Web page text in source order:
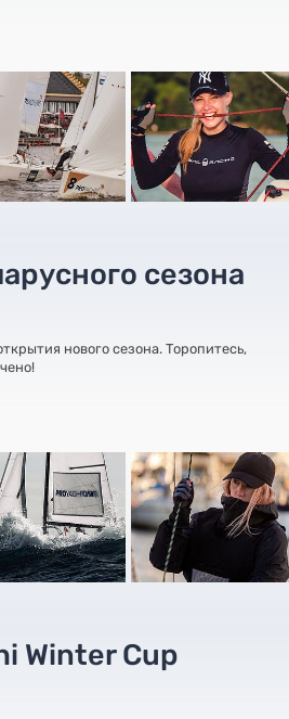
сезона
нового сезона. Торопитесь,
Winter Cup